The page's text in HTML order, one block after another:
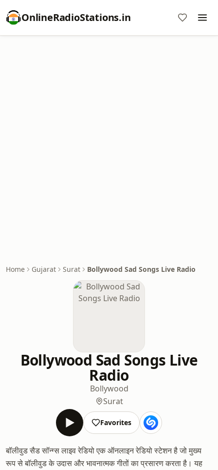
OnlineRadioStations.in
Home Gujarat Surat Bollywood Sad Songs Live Radio
Bollywood Sad Songs Live
Radio
Bollywood
Surat
Favorites
बॉलीवुड सैड सॉन्ग्स लाइव रेडियो एक ऑनलाइन रेडियो स्टेशन है जो मुख्य
रूप से बॉलीवुड के उदास और भावनात्मक गीतों का प्रसारण करता है। यह